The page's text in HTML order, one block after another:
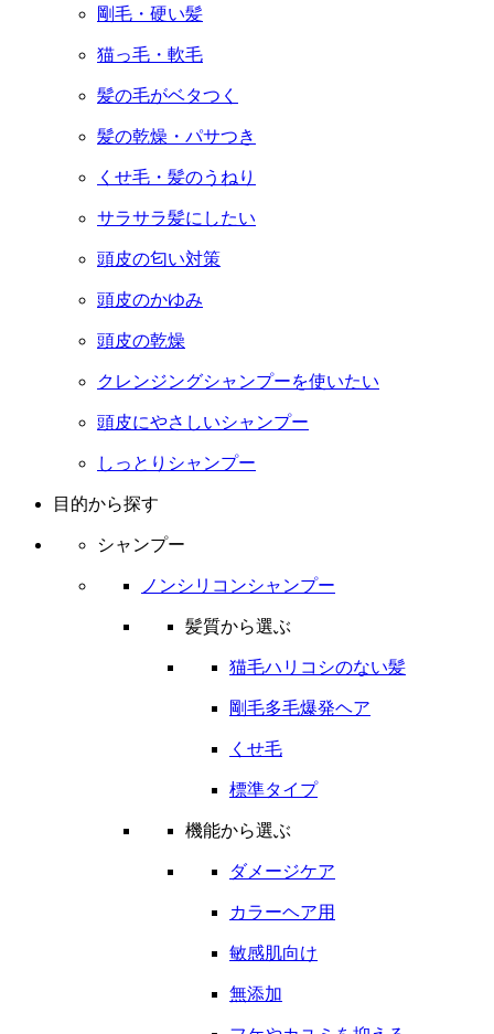
剛毛・硬い髪
猫っ毛・軟毛
髪の毛がベタつく
髪の乾燥・パサつき
くせ毛・髪のうねり
サラサラ髪にしたい
頭皮の匂い対策
頭皮のかゆみ
頭皮の乾燥
クレンジングシャンプーを使いたい
頭皮にやさしいシャンプー
しっとりシャンプー
目的から探す
シャンプー
ノンシリコンシャンプー
髪質から選ぶ
猫毛ハリコシのない髪
剛毛多毛爆発ヘア
くせ毛
標準タイプ
機能から選ぶ
ダメージケア
カラーヘア用
敏感肌向け
無添加